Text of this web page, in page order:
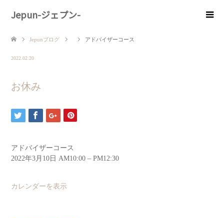
Jepun-ジェプン-
Jepunブログ アドバイザーコース
2022.02.20
お休み
アドバイザーコース
2022年3月10日 AM10:00 – PM12:30
カレンダーを表示